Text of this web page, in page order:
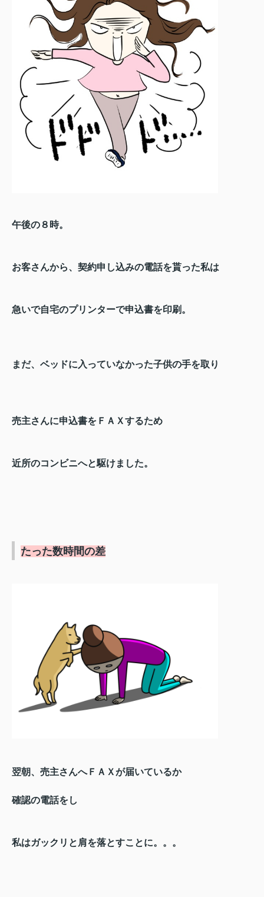
午後の８時。
お客さんから、契約申し込みの電話を貰った私は
急いで自宅のプリンターで申込書を印刷。
まだ、ベッドに入っていなかった子供の手を取り
売主さんに申込書をＦＡＸするため
近所のコンビニへと駆けました。
たった数時間の差
翌朝、売主さんへＦＡＸが届いているか
確認の電話をし
私はガックリと肩を落とすことに。。。